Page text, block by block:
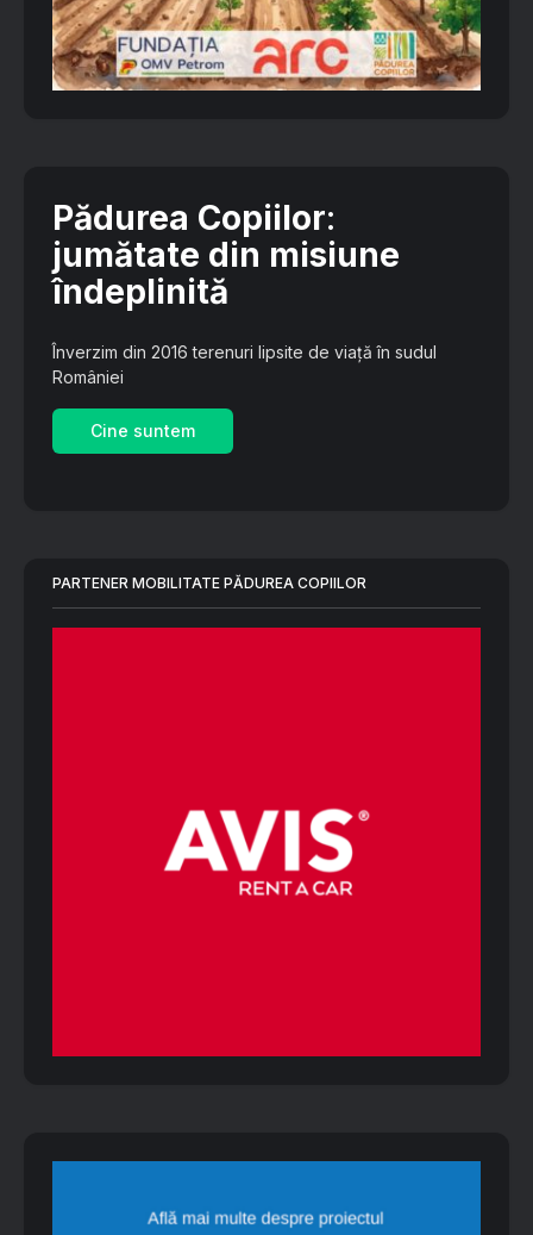
Pădurea Copiilor:
jumătate din misiune
îndeplinită
Înverzim din 2016 terenuri lipsite de viață în sudul
României
Cine suntem
PARTENER MOBILITATE PĂDUREA COPIILOR